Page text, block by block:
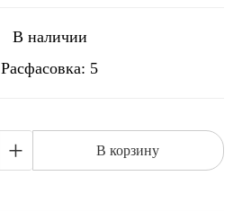
В наличии
Расфасовка: 5
+ В корзину